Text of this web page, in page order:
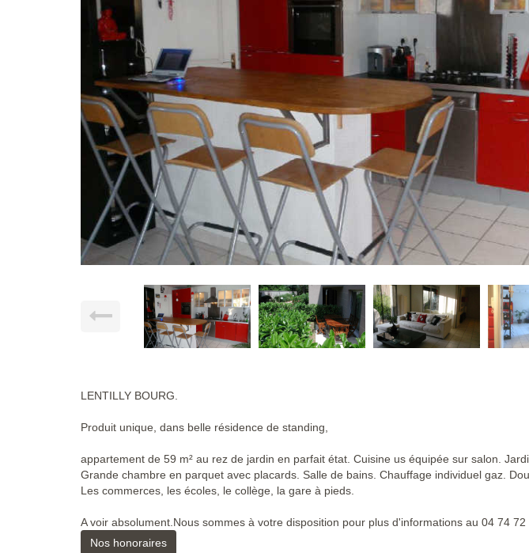
LENTILLY BOURG.
Produit unique, dans belle résidence de standing,
appartement de 59 m² au rez de jardin en parfait état. Cuisine us équipée sur salon.
Grande chambre en parquet avec placards. Salle de bains. Chauffage individuel gaz.
Les commerces, les écoles, le collège, la gare à pieds.
A voir absolument.Nous sommes à votre disposition pour plus d'informations au 04 74
Nos honoraires